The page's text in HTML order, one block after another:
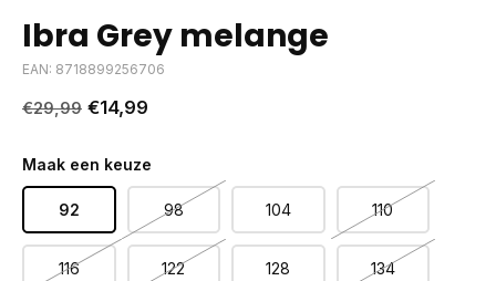
Ibra Grey melange
EAN: 8718899256706
€29,99 €14,99
Maak een keuze
92 98 104 110
116 122 128 134